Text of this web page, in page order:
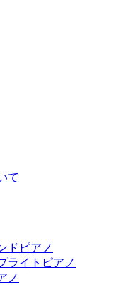
て
ドピアノ
ライトピアノ
ノ